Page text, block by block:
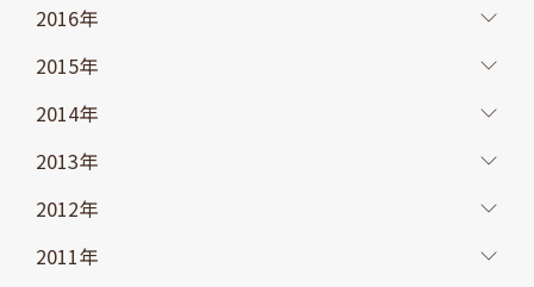
2016年
2015年
2014年
2013年
2012年
2011年